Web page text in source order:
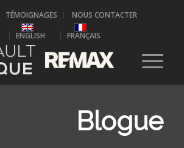
TÉMOIGNAGES
NOUS CONTACTER
ENGLISH
FRANÇAIS
Blogue